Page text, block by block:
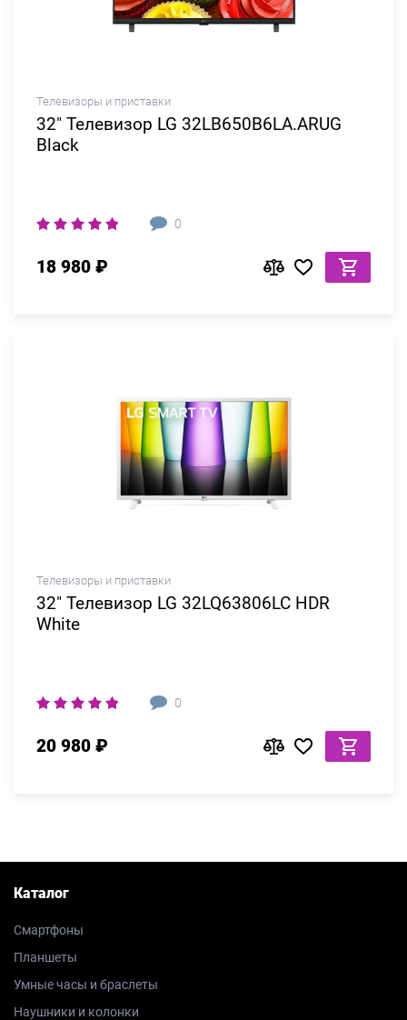
Телевизоры и приставки
32" Телевизор LG 32LB650B6LA.ARUG
Black
0
18 980 ₽
Телевизоры и приставки
32" Телевизор LG 32LQ63806LC HDR
White
0
20 980 ₽
Каталог
Смартфоны
Планшеты
Умные часы и браслеты
Наушники и колонки